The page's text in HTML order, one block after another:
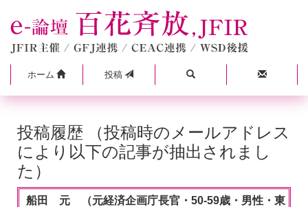
ホーム 投稿
投稿履歴 （投稿時のメールアドレス
により以下の記事が抽出されまし
た）
船田 元 （元経済企画庁長官・50-59歳・男性・東